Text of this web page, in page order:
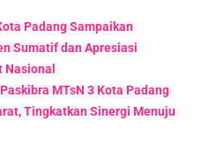
Padang Sampaikan
Sumatif dan Apresiasi
MTsN 3 Kota Padang
Tingkatkan Sinergi Menuju